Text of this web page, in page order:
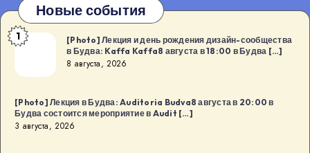
Новые события
[Photo]
и
рождения
дизайн-
1
[Photo] Лекция и день рождения дизайн-сообщества
в Будва: Kaffa Kaffa8 августа в 18:00 в Будва […]
8 августа, 2026
[Photo] Лекция в Будва: Auditoria Budva8 августа в 20:00 в
Будва состоится мероприятие в Audit […]
3 августа, 2026